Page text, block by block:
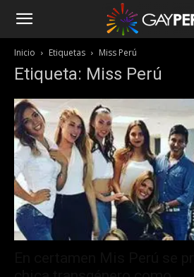
Inicio Etiquetas Miss Perú
Etiqueta: Miss Perú